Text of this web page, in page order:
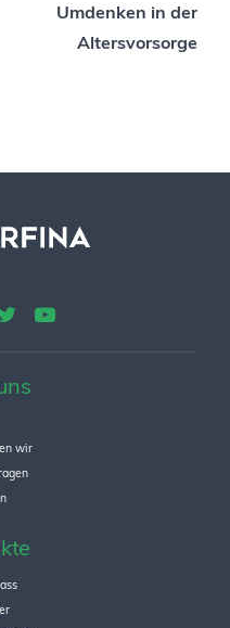
Umdenken in der
Altersvorsorge
wir